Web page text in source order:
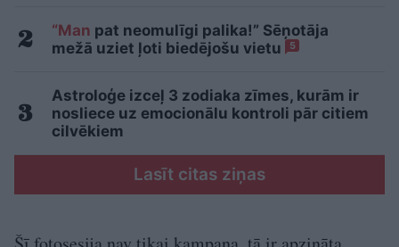
“Man pat neomulīgi palika!” Sēņotāja
mežā uziet ļoti biedējošu vietu
5
Astroloģe izceļ 3 zodiaka zīmes, kurām ir
nosliece uz emocionālu kontroli pār citiem
cilvēkiem
Lasīt citas ziņas